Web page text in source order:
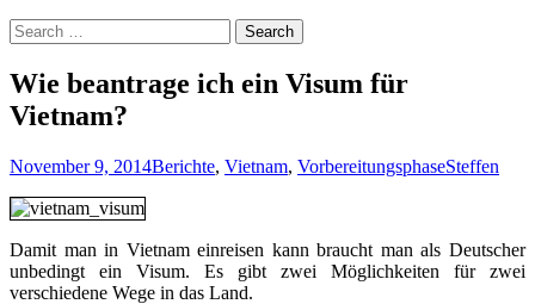
Search
for:
Wie beantrage ich ein Visum für
Vietnam?
November 9, 2014Berichte, Vietnam, VorbereitungsphaseSteffen
Damit man in Vietnam einreisen kann braucht man als Deutscher
unbedingt ein Visum. Es gibt zwei Möglichkeiten für zwei
verschiedene Wege in das Land.